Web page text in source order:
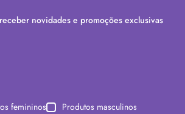
novidades e promoções exclusivas
femininos Produtos masculinos